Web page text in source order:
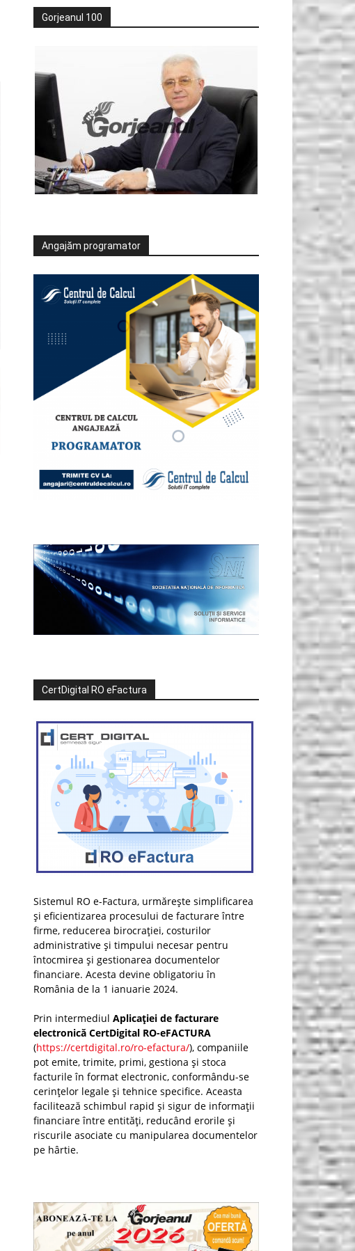
Gorjeanul 100
Angajăm programator
CertDigital RO eFactura
Sistemul RO e-Factura, urmărește simplificarea
și eficientizarea procesului de facturare între
firme, reducerea birocrației, costurilor
administrative și timpului necesar pentru
întocmirea și gestionarea documentelor
financiare. Acesta devine obligatoriu în
România de la 1 ianuarie 2024.
Prin intermediul Aplicației de facturare
electronică CertDigital RO-eFACTURA
(https://certdigital.ro/ro-efactura/), companiile
pot emite, trimite, primi, gestiona și stoca
facturile în format electronic, conformându-se
cerințelor legale și tehnice specifice. Aceasta
facilitează schimbul rapid și sigur de informații
financiare între entități, reducând erorile și
riscurile asociate cu manipularea documentelor
pe hârtie.